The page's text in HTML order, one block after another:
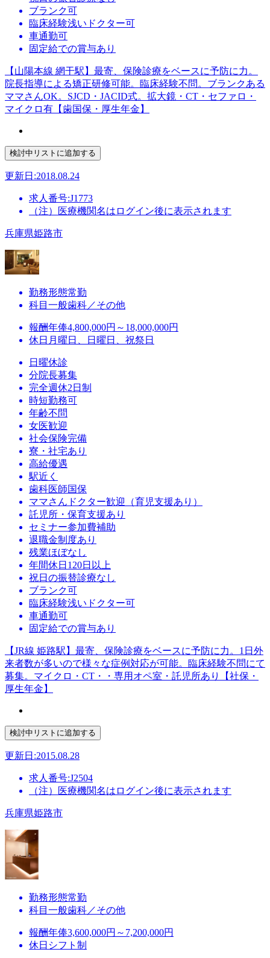
ブランク可
臨床経験浅いドクター可
車通勤可
固定給での賞与あり
【山陽本線 網干駅】最寄、保険診療をベースに予防に力。
院長指導による矯正研修可能。臨床経験不問。ブランクある
ママさんOK。SJCD・JACID式。拡大鏡・CT・セファロ・
マイクロ有【歯国保・厚生年金】
更新日:2018.08.24
求人番号:J1773
（注）医療機関名はログイン後に表示されます
兵庫県姫路市
勤務形態常勤
科目 一般歯科／その他
報酬年俸4,800,000円～18,000,000円
休日 月曜日、日曜日、祝祭日
日曜休診
分院長募集
完全週休2日制
時短勤務可
年齢不問
女医歓迎
社会保険完備
寮・社宅あり
高給優遇
駅近く
歯科医師国保
ママさんドクター歓迎（育児支援あり）
託児所・保育支援あり
セミナー参加費補助
退職金制度あり
残業ほぼなし
年間休日120日以上
祝日の振替診療なし
ブランク可
臨床経験浅いドクター可
車通勤可
固定給での賞与あり
【JR線 姫路駅】最寄、保険診療をベースに予防に力。1日外
来者数が多いので様々な症例対応が可能。臨床経験不問にて
募集。マイクロ・CT・・専用オペ室・託児所あり【社保・
厚生年金】
更新日:2015.08.28
求人番号:J2504
（注）医療機関名はログイン後に表示されます
兵庫県姫路市
勤務形態常勤
科目 一般歯科／その他
報酬年俸3,600,000円～7,200,000円
休日 シフト制